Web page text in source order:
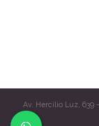
Av. Hercílio Luz, 639